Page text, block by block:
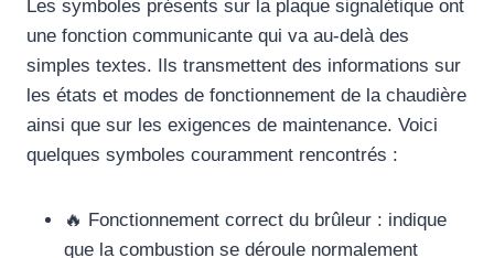
Les symboles présents sur la plaque signalétique ont
une fonction communicante qui va au-delà des
simples textes. Ils transmettent des informations sur
les états et modes de fonctionnement de la chaudière
ainsi que sur les exigences de maintenance. Voici
quelques symboles couramment rencontrés :
🔥 Fonctionnement correct du brûleur : indique
que la combustion se déroule normalement